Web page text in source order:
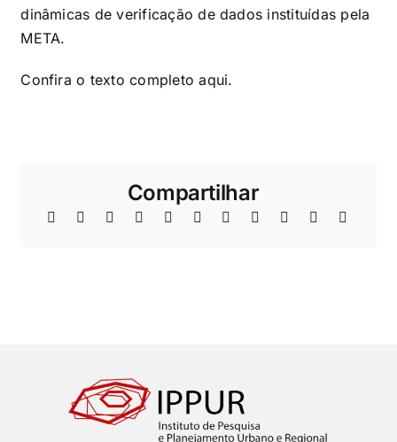
dinâmicas de verificação de dados instituídas pela
META.
Confira o texto completoaqui.
Compartilhar